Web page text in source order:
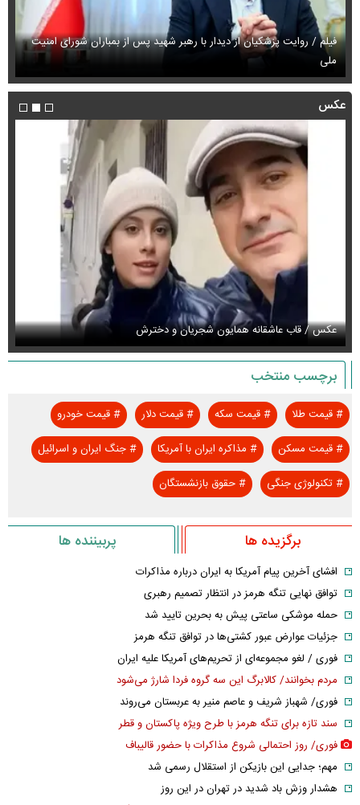
فیلم / روایت پزشکیان از دیدار با رهبر شهید پس از بمباران شورای امنیت
ملی
عکس
عکس / قاب عاشقانه همایون شجریان و دخترش
برچسب منتخب
#قیمت طلا #قیمت سکه #قیمت دلار #قیمت خودرو
#قیمت مسکن # مذاکره ایران با آمریکا #جنگ ایران و اسرائیل
#تکنولوژی جنگی #حقوق بازنشستگان
برگزیده ها پربیننده ها
افشای آخرین پیام آمریکا به ایران درباره مذاکرات
توافق نهایی تنگه هرمز در انتظار تصمیم رهبری
حمله موشکی ساعتی پیش به بحرین تایید شد
جزئیات عوارض عبور کشتی‌ها در توافق تنگه هرمز
فوری / لغو مجموعه‌ای از تحریم‌های آمریکا علیه ایران
مردم بخوانند/ کالابرگ این سه گروه فردا شارژ می‌شود
فوری/ شهباز شریف و عاصم منیر به عربستان می‌روند
سند تازه برای تنگه هرمز با طرح ویژه پاکستان و قطر
فوری/ روز احتمالی شروع مذاکرات با حضور قالیباف
مهم؛ جدایی این بازیکن از استقلال رسمی شد
هشدار وزش باد شدید در تهران در این روز